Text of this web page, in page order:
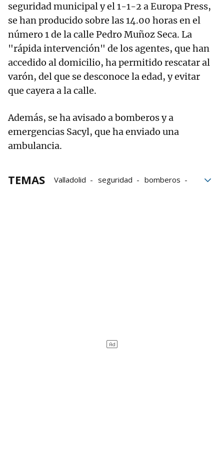
seguridad municipal y el 1-1-2 a Europa Press,
se han producido sobre las 14.00 horas en el
número 1 de la calle Pedro Muñoz Seca. La
"rápida intervención" de los agentes, que han
accedido al domicilio, ha permitido rescatar al
varón, del que se desconoce la edad, y evitar
que cayera a la calle.
Además, se ha avisado a bomberos y a
emergencias Sacyl, que ha enviado una
ambulancia.
TEMAS Valladolid seguridad
bomberos